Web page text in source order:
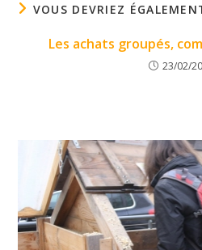
VOUS DEVRIEZ
Les achats groupés,
23/02/